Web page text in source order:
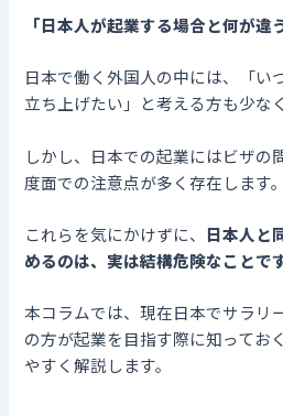
「日本人が起業する場合と何が違
日本で働く外国人の中には、「い
立ち上げたい」と考える方も少な
しかし、日本での起業にはビザの
度面での注意点が多く存在します。
これらを気にかけずに、 日本人と
めるのは、実は結構危険なことです
本コラムでは、現在日本でサラリ
の方が起業を目指す際に知ってお
やすく解説します。